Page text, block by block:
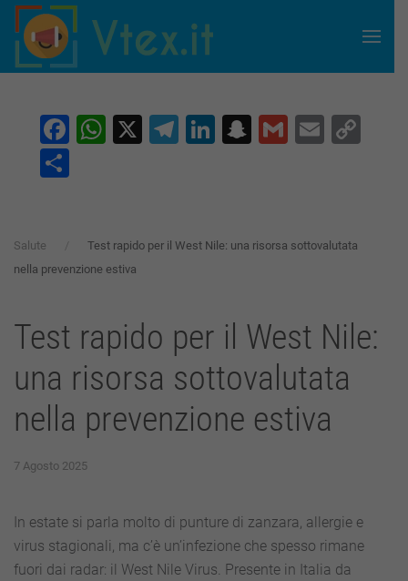
Skip to main content
Facebook
WhatsApp
X Telegram
LinkedIn
Snapchat
GmailEmail
Salute
Test rapido per il West Nile: una risorsa sottovalutata
nella prevenzione estiva
Test rapido per il West Nile:
una risorsa sottovalutata
nella prevenzione estiva
7 Agosto 2025
In estate si parla molto di punture di zanzara, allergie e
virus stagionali, ma c’è un’infezione che spesso rimane
fuori dai radar: il West Nile Virus. Presente in Italia da